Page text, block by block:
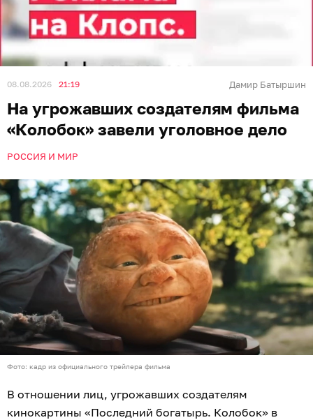
08.08.2026 21:19 Дамир Батыршин
На угрожавших создателям фильма
«Колобок» завели уголовное дело
РОССИЯ И МИР
Фото: кадр из официального трейлера фильма
В отношении лиц, угрожавших создателям
кинокартины «Последний богатырь. Колобок» в